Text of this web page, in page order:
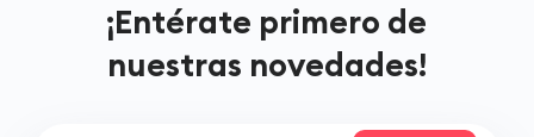
¡Entérate primero de
nuestras novedades!